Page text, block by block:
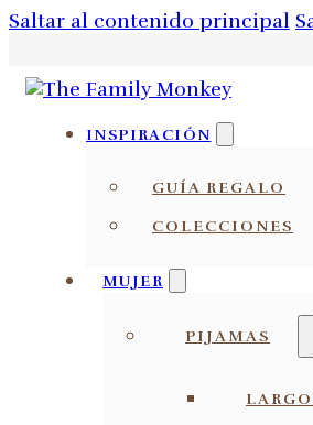
Saltar al contenido principal
INSPIRACIÓN
GUÍA REGALO
COLECCIONES
MUJER
PIJAMAS